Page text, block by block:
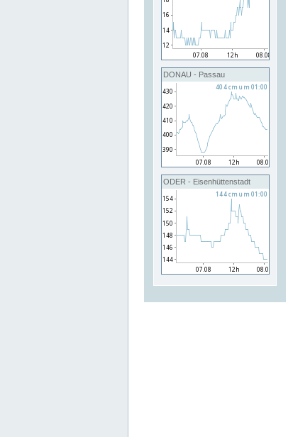
DONAU - Passau
ODER - Eisenhüttenstadt